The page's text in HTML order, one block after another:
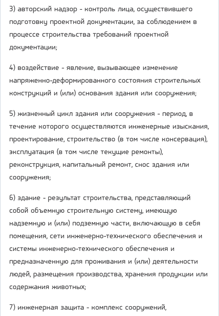
3) авторский надзор - контроль лица, осуществившего
подготовку проектной документации, за соблюдением в
процессе строительства требований проектной
документации;
4) воздействие - явление, вызывающее изменение
напряженно-деформированного состояния строительных
конструкций и (или) основания здания или сооружения;
5) жизненный цикл здания или сооружения - период, в
течение которого осуществляются инженерные изыскания,
проектирование, строительство (в том числе консервация),
эксплуатация (в том числе текущие ремонты),
реконструкция, капитальный ремонт, снос здания или
сооружения;
6) здание - результат строительства, представляющий
собой объемную строительную систему, имеющую
надземную и (или) подземную части, включающую в себя
помещения, сети инженерно-технического обеспечения и
системы инженерно-технического обеспечения и
предназначенную для проживания и (или) деятельности
людей, размещения производства, хранения продукции или
содержания животных;
7) инженерная защита - комплекс сооружений,